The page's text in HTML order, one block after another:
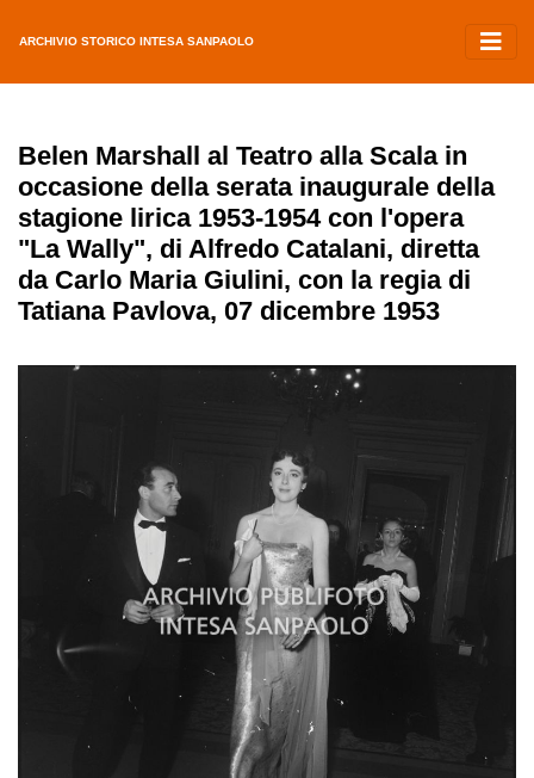
ARCHIVIO STORICO INTESA SANPAOLO
Belen Marshall al Teatro alla Scala in
occasione della serata inaugurale della
stagione lirica 1953-1954 con l'opera
"La Wally", di Alfredo Catalani, diretta
da Carlo Maria Giulini, con la regia di
Tatiana Pavlova, 07 dicembre 1953